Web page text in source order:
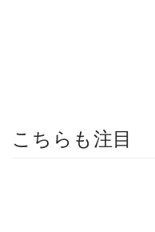
こちらも注目